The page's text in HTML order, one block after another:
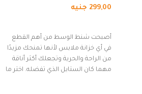
(رمادي)
299,00 جنيه
أصبحت شنط الوسط من أهم القطع
في أي خزانة ملابس لأنها تمنحك مزيدًا
من الراحة والحرية وتجعلك أكثر أناقة
مهما كان الستايل الذي تفضله. اختر ما